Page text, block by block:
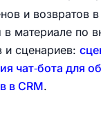
и возвратов в
в материале по
и сценариев:
чат‑бота для
в CRM.